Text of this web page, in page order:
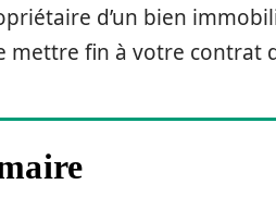
d’un bien
mettre fin à votre contrat